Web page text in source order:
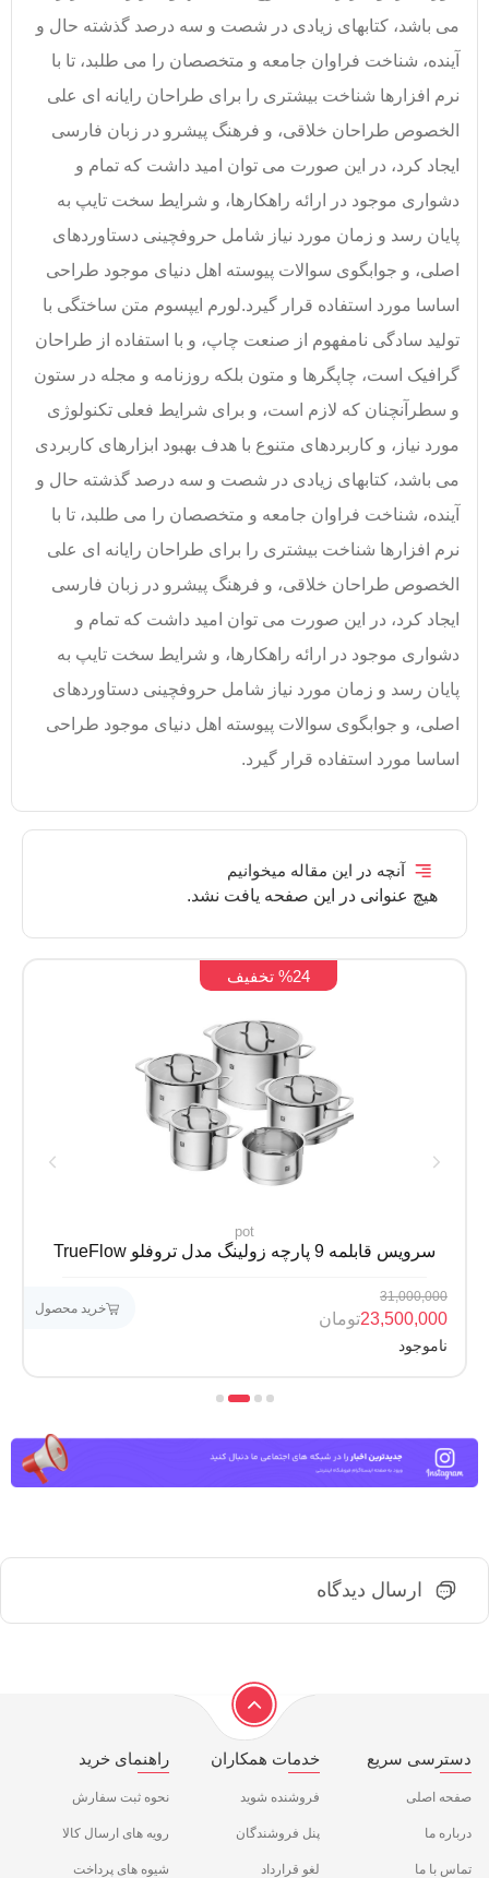
می باشد، کتابهای زیادی در شصت و سه درصد گذشته حال و
آینده، شناخت فراوان جامعه و متخصصان را می طلبد، تا با
نرم افزارها شناخت بیشتری را برای طراحان رایانه ای علی
الخصوص طراحان خلاقی، و فرهنگ پیشرو در زبان فارسی
ایجاد کرد، در این صورت می توان امید داشت که تمام و
دشواری موجود در ارائه راهکارها، و شرایط سخت تایپ به
پایان رسد و زمان مورد نیاز شامل حروفچینی دستاوردهای
اصلی، و جوابگوی سوالات پیوسته اهل دنیای موجود طراحی
اساسا مورد استفاده قرار گیرد.لورم ایپسوم متن ساختگی با
تولید سادگی نامفهوم از صنعت چاپ، و با استفاده از طراحان
گرافیک است، چاپگرها و متون بلکه روزنامه و مجله در ستون
و سطرآنچنان که لازم است، و برای شرایط فعلی تکنولوژی
مورد نیاز، و کاربردهای متنوع با هدف بهبود ابزارهای کاربردی
می باشد، کتابهای زیادی در شصت و سه درصد گذشته حال و
آینده، شناخت فراوان جامعه و متخصصان را می طلبد، تا با
نرم افزارها شناخت بیشتری را برای طراحان رایانه ای علی
الخصوص طراحان خلاقی، و فرهنگ پیشرو در زبان فارسی
ایجاد کرد، در این صورت می توان امید داشت که تمام و
دشواری موجود در ارائه راهکارها، و شرایط سخت تایپ به
پایان رسد و زمان مورد نیاز شامل حروفچینی دستاوردهای
اصلی، و جوابگوی سوالات پیوسته اهل دنیای موجود طراحی
اساسا مورد استفاده قرار گیرد.
آنچه در این مقاله میخوانیم
هیچ عنوانی در این صفحه یافت نشد.
%24 تخفیف
pot
سرویس قابلمه 9 پارچه زولینگ مدل تروفلو TrueFlow
31,000,000
23,500,000تومان
ناموجود
خرید محصول
1
ارسال دیدگاه
دسترسی سریع
صفحه اصلی
درباره ما
تماس با ما
خدمات همکاران
فروشنده شوید
پنل فروشندگان
لغو قرارداد
راهنمای خرید
نحوه ثبت سفارش
رویه های ارسال کالا
شیوه های پرداخت